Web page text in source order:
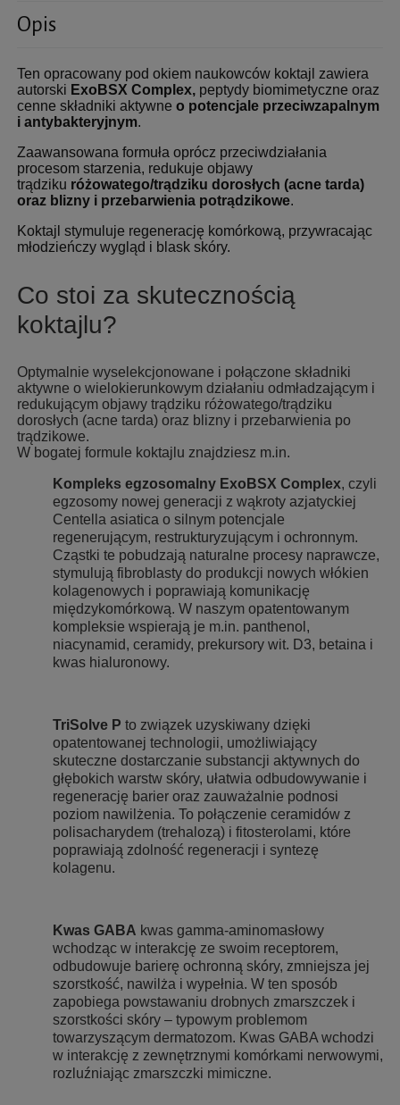
Opis
Ten opracowany pod okiem naukowców koktajl zawiera
autorski ExoBSX Complex, peptydy biomimetyczne oraz
cenne składniki aktywne o potencjale przeciwzapalnym
i antybakteryjnym.
Zaawansowana formuła oprócz przeciwdziałania
procesom starzenia, redukuje objawy
trądziku różowatego/trądziku dorosłych (acne tarda)
oraz blizny i przebarwienia potrądzikowe.
Koktajl stymuluje regenerację komórkową, przywracając
młodzieńczy wygląd i blask skóry.
Co stoi za skutecznością
koktajlu?
Optymalnie wyselekcjonowane i połączone składniki
aktywne o wielokierunkowym działaniu odmładzającym i
redukującym objawy trądziku różowatego/trądziku
dorosłych (acne tarda) oraz blizny i przebarwienia po
trądzikowe.
W bogatej formule koktajlu znajdziesz m.in.
Kompleks egzosomalny ExoBSX Complex, czyli
egzosomy nowej generacji z wąkroty azjatyckiej
Centella asiatica o silnym potencjale
regenerującym, restrukturyzującym i ochronnym.
Cząstki te pobudzają naturalne procesy naprawcze,
stymulują fibroblasty do produkcji nowych włókien
kolagenowych i poprawiają komunikację
międzykomórkową. W naszym opatentowanym
kompleksie wspierają je m.in. panthenol,
niacynamid, ceramidy, prekursory wit. D3, betaina i
kwas hialuronowy.
TriSolve P to związek uzyskiwany dzięki
opatentowanej technologii, umożliwiający
skuteczne dostarczanie substancji aktywnych do
głębokich warstw skóry, ułatwia odbudowywanie i
regenerację barier oraz zauważalnie podnosi
poziom nawilżenia. To połączenie ceramidów z
polisacharydem (trehalozą) i fitosterolami, które
poprawiają zdolność regeneracji i syntezę
kolagenu.
Kwas GABA kwas gamma-aminomasłowy
wchodząc w interakcję ze swoim receptorem,
odbudowuje barierę ochronną skóry, zmniejsza jej
szorstkość, nawilża i wypełnia. W ten sposób
zapobiega powstawaniu drobnych zmarszczek i
szorstkości skóry – typowym problemom
towarzyszącym dermatozom. Kwas GABA wchodzi
w interakcję z zewnętrznymi komórkami nerwowymi,
rozluźniając zmarszczki mimiczne.